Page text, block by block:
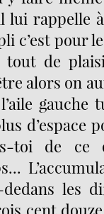
lui rappelle
c’est pour
de
alors on
gauche
d’espace
toi de ce
les